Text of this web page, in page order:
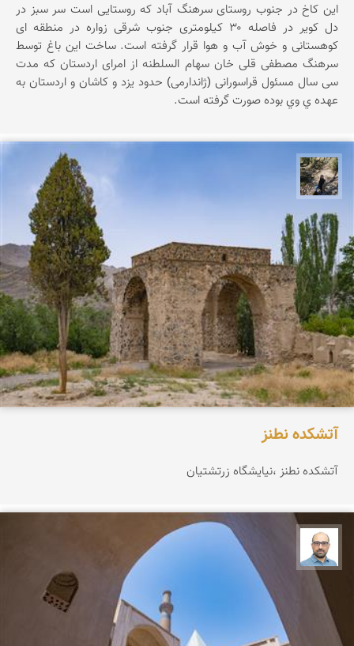
این کاخ در جنوب روستای سرهنگ آباد که روستایی است سر سبز در
دل کویر در فاصله ۳۰ کیلومتری جنوب شرقی زواره در منطقه ای
کوهستانی و خوش آب و هوا قرار گرفته است. ساخت این باغ توسط
سرهنگ مصطفی قلی خان سهام السلطنه از امرای اردستان که مدت
سی سال مسئول قراسورانی (ژاندارمی) حدود یزد و کاشان و اردستان به
عهده ي وي بوده صورت گرفته است.
آتشکده نطنز
آتشکده نطنز ،نیایشگاه زرتشتيان